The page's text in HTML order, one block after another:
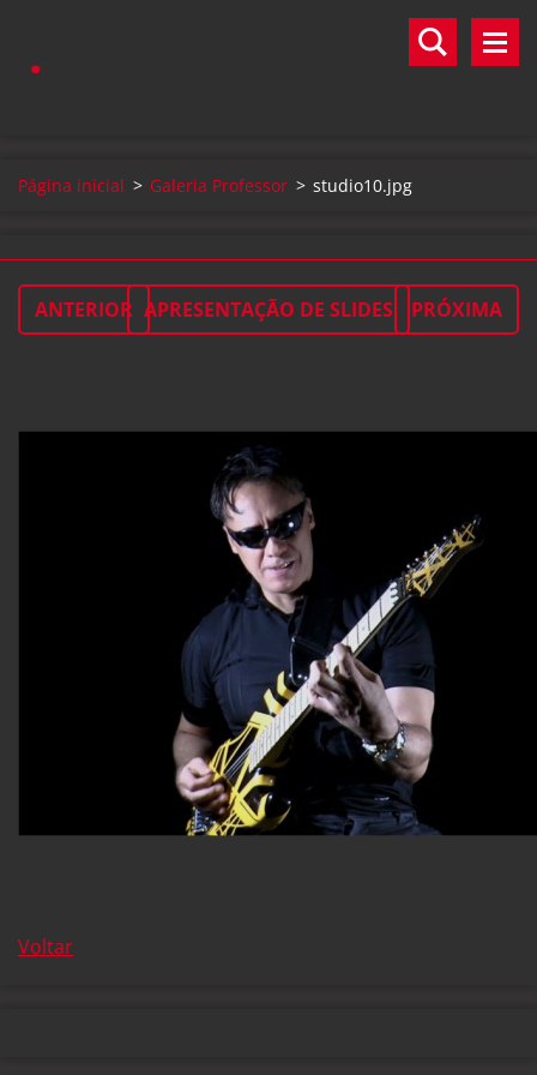
.
Página inicial > Galeria Professor > studio10.jpg
ANTERIOR APRESENTAÇÃO DE SLIDES PRÓXIMA
Voltar